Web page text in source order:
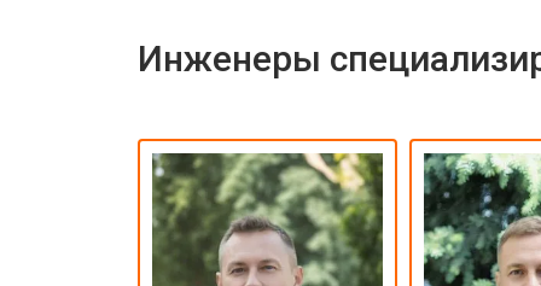
Инженеры